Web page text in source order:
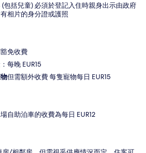
(包括兒童) 必須於登記入住時親身出示由政府
相片的身分證或護照
免收費
每晚 EUR15
但需額外收費 每隻寵物每日 EUR15
自助泊車的收費為每日 EUR12